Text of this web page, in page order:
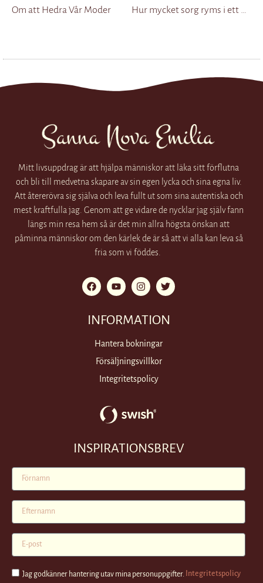
Om att Hedra Vår Moder Hur mycket sorg ryms i ett människohjärta?
Mitt livsuppdrag är att hjälpa människor att läka sitt förflutna
och bli till medvetna skapare av sin egen lycka och sina egna liv.
Att återerövra sig själva och leva fullt ut som sina autentiska och
mest kraftfulla jag. Genom att ge vidare de nycklar jag själv fann
längs min resa hem så är det min allra högsta önskan att
påminna människor om den kärlek de är så att vi alla kan leva så
fria som vi föddes.
INFORMATION
Hantera bokningar
Försäljningsvillkor
Integritetspolicy
INSPIRATIONSBREV
Jag godkänner hantering utav mina personuppgifter. Integritetspolicy